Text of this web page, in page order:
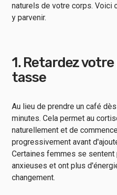
naturels de votre corps. Voici
y parvenir.
1. Retardez
tasse
Au lieu de prendre un café
minutes. Cela permet au
naturellement et de
progressivement avant
Certaines femmes se sentent
anxieuses et ont plus
changement.